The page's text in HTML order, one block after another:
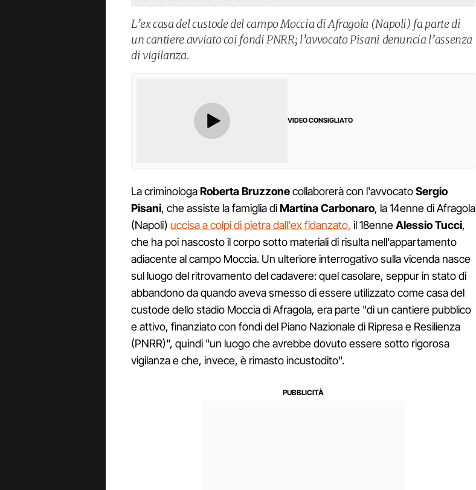
L’ex casa del custode del campo Moccia di Afragola (Napoli) fa parte di
un cantiere avviato coi fondi PNRR; l’avvocato Pisani denuncia l’assenza
di vigilanza.
VIDEO CONSIGLIATO
La criminologaRoberta Bruzzonecollaborerà con l'avvocatoSergio
Pisani, che assiste la famiglia diMartina Carbonaro, la 14enne di Afragola
(Napoli) uccisa a colpi di pietra dall'ex fidanzato, il 18enneAlessio Tucci,
che ha poi nascosto il corpo sotto materiali di risulta nell'appartamento
adiacente al campo Moccia. Un ulteriore interrogativo sulla vicenda nasce
sul luogo del ritrovamento del cadavere: quel casolare, seppur in stato di
abbandono da quando aveva smesso di essere utilizzato come casa del
custode dello stadio Moccia di Afragola, era parte "di un cantiere pubblico
e attivo, finanziato con fondi del Piano Nazionale di Ripresa e Resilienza
(PNRR)", quindi "un luogo che avrebbe dovuto essere sotto rigorosa
vigilanza e che, invece, è rimasto incustodito".